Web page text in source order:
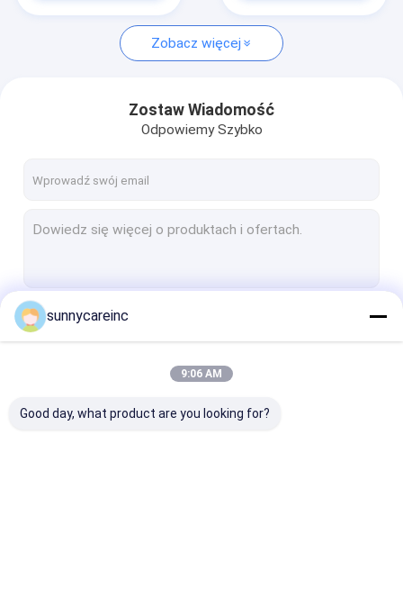
Ekstrakt roślinny w proszku
Surowce kosmetyczne
Składniki żywności zwierzęcej
Proszek suplementów diety
Zobacz więcej
Zostaw Wiadomość
Odpowiemy Szybko
sunnycareinc
9:06 AM
Good day, what product are you looking for?